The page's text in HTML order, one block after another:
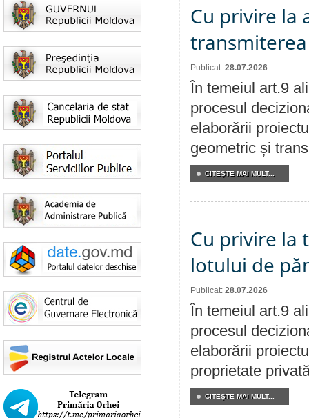
Cu privire la
Publicat: 28.07.2026
În temeiul art.9
procesul
elaborării
geometric și
CITEŞTE MAI MULT...
Cu privire la
lotului de
Publicat: 28.07.2026
În temeiul art.9
procesul
elaborării
proprietate
CITEŞTE MAI MULT...